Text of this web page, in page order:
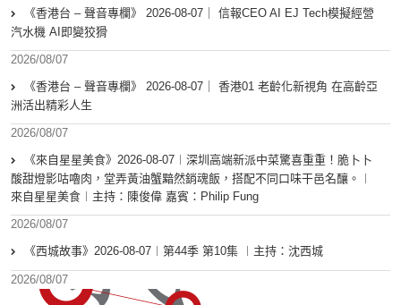
《香港台 – 聲音專欄》 2026-08-07｜ 信報CEO AI EJ Tech模擬經營
汽水機 AI即變狡猾
2026/08/07
《香港台 – 聲音專欄》 2026-08-07｜ 香港01 老齡化新視角 在高齡亞
洲活出精彩人生
2026/08/07
《來自星星美食》2026-08-07︱深圳高端新派中菜驚喜重重！脆卜卜
酸甜燈影咕嚕肉，堂弄黃油蟹黯然銷魂飯，搭配不同口味干邑名釀。︱
來自星星美食︱主持：陳俊偉 嘉賓：Philip Fung
2026/08/07
《西城故事》2026-08-07︱第44季 第10集 ︱主持：沈西城
2026/08/07